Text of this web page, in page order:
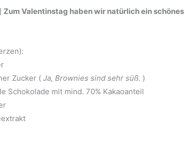
Zum Valentinstag haben wir natürlich ein schönes
Zucker (Ja, Brownies sind sehr süß. )
Schokolade mit mind. 70% Kakaoanteil